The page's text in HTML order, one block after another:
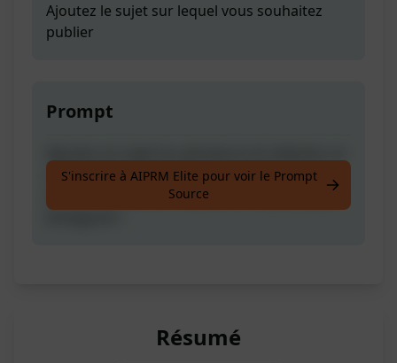
Ajoutez le sujet sur lequel vous souhaitez
publier
Prompt
calendrier complet de contenu pour les
médias sociaux sur 30 jours en tableau pour
S'inscrire à AIPRM Elite pour voir le Prompt
Source
Résumé